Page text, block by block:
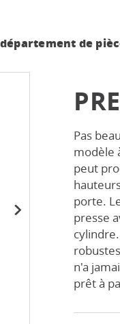
de
Pas
modèle
peut
porte.
presse
n'a
prêt à